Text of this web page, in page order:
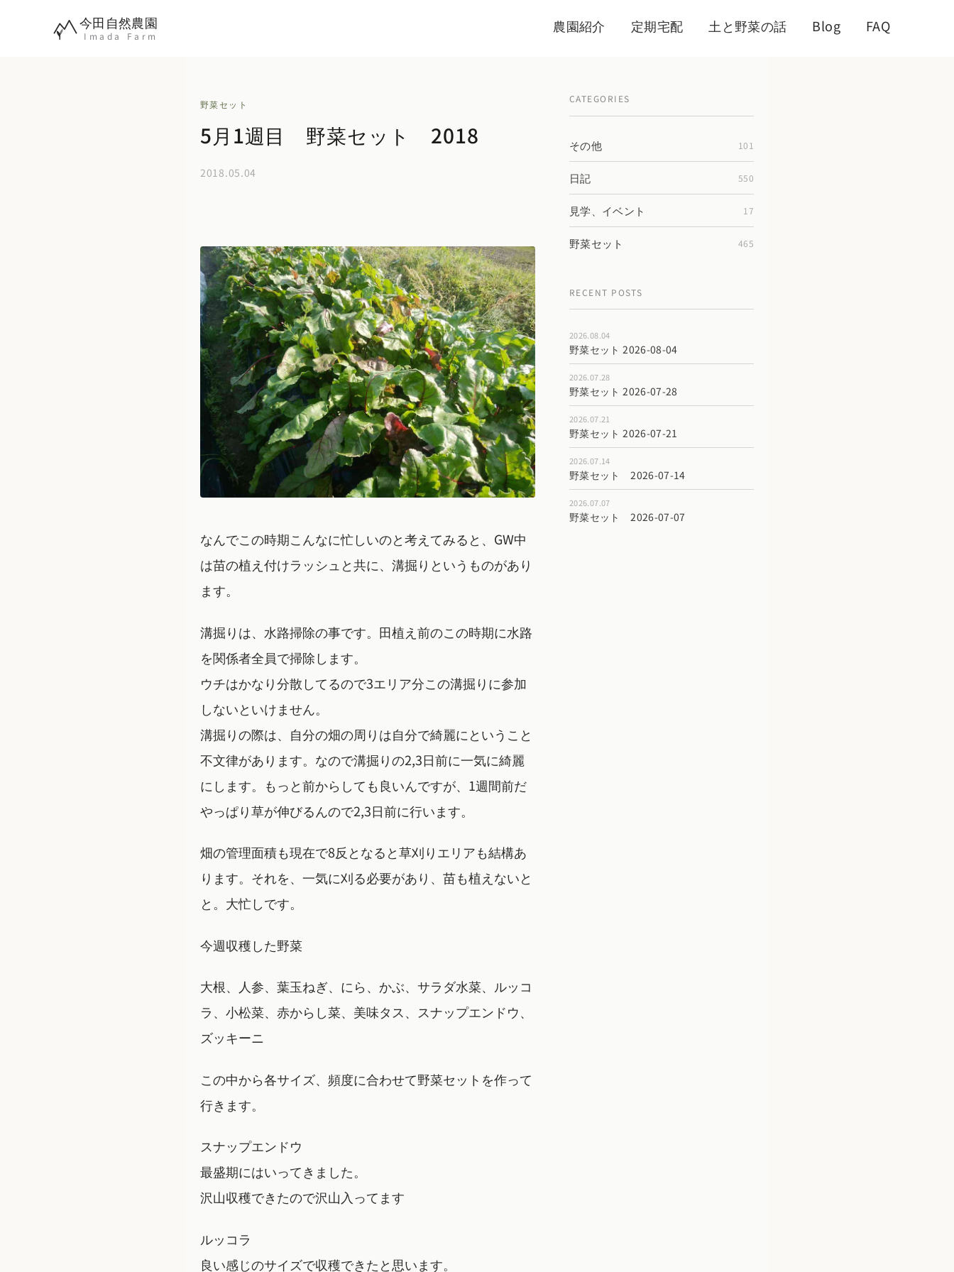
今田自然農園
Imada Farm
農園紹介 定期宅配 土と野菜の話 Blog FAQ
野菜セット
5月1週目 野菜セット 2018
2018.05.04
なんでこの時期こんなに忙しいのと考えてみると、GW中
は苗の植え付けラッシュと共に、溝掘りというものがあり
ます。
溝掘りは、水路掃除の事です。田植え前のこの時期に水路
を関係者全員で掃除します。
ウチはかなり分散してるので3エリア分この溝掘りに参加
しないといけません。
溝掘りの際は、自分の畑の周りは自分で綺麗にということ
不文律があります。なので溝掘りの2,3日前に一気に綺麗
にします。もっと前からしても良いんですが、1週間前だ
やっぱり草が伸びるんので2,3日前に行います。
畑の管理面積も現在で8反となると草刈りエリアも結構あ
ります。それを、一気に刈る必要があり、苗も植えないと
と。大忙しです。
今週収穫した野菜
大根、人参、葉玉ねぎ、にら、かぶ、サラダ水菜、ルッコ
ラ、小松菜、赤からし菜、美味タス、スナップエンドウ、
ズッキーニ
この中から各サイズ、頻度に合わせて野菜セットを作って
行きます。
スナップエンドウ
最盛期にはいってきました。
沢山収穫できたので沢山入ってます
ルッコラ
良い感じのサイズで収穫できたと思います。
CATEGORIES
その他 101
日記 550
見学、イベント 17
野菜セット 465
RECENT POSTS
2026.08.04
野菜セット 2026-08-04
2026.07.28
野菜セット 2026-07-28
2026.07.21
野菜セット 2026-07-21
2026.07.14
野菜セット 2026-07-14
2026.07.07
野菜セット 2026-07-07